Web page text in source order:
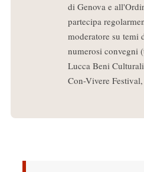
di Genova e
partecipa
moderatore su temi
numerosi convegni
Lucca Beni
Con-Vivere